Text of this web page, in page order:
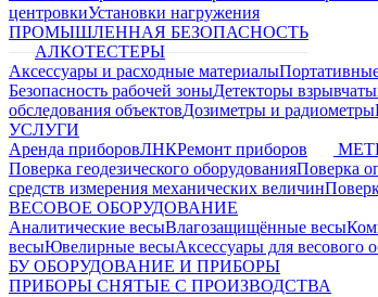
центровкиУстановки нагружения
ПРОМЫШЛЕННАЯ БЕЗОПАСНОСТЬ
АЛКОТЕСТЕРЫ
Аксессуары и расходные материалы
Безопасность рабочей зоныДетекторы
обследования объектовДозиметры и радиометры
УСЛУГИ
Аренда приборовЛНКРемонт приборов
Поверка геодезического оборудованияПоверка
средств измерения механических величин
ВЕСОВОЕ ОБОРУДОВАНИЕ
Аналитические весыВлагозащищённые весы
весыЮвелирные весыАксессуары для весового
БУ ОБОРУДОВАНИЕ И ПРИБОРЫ
ПРИБОРЫ СНЯТЫЕ С ПРОИЗВОДСТВА